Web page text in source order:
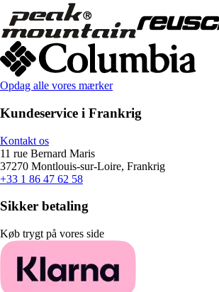
Opdag alle vores mærker
Kundeservice i Frankrig
Kontakt os
11 rue Bernard Maris
37270 Montlouis-sur-Loire, Frankrig
+33 1 86 47 62 58
Sikker betaling
Køb trygt på vores side